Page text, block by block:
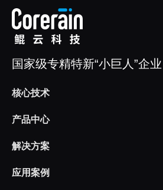
国家级专精特新“小巨人”企业
核心技术
产品中心
解决方案
应用案例